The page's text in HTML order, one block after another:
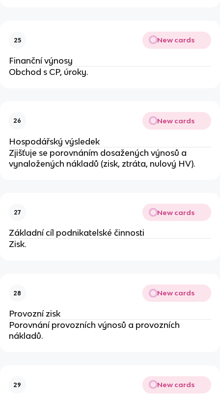
25 New cards
Finanční výnosy
Obchod s CP, úroky.
26 New cards
Hospodářský výsledek
Zjišťuje se porovnáním dosažených výnosů a
vynaložených nákladů (zisk, ztráta, nulový HV).
27 New cards
Základní cíl podnikatelské činnosti
Zisk.
28 New cards
Provozní zisk
Porovnání provozních výnosů a provozních
nákladů.
29 New cards